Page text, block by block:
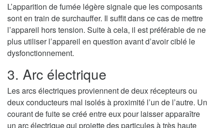
L’apparition de fumée légère signale que les composants
sont en train de surchauffer. Il suffit dans ce cas de mettre
l’appareil hors tension. Suite à cela, il est préférable de ne
plus utiliser l’appareil en question avant d’avoir ciblé le
dysfonctionnement.
3. Arc électrique
Les arcs électriques proviennent de deux récepteurs ou
deux conducteurs mal isolés à proximité l’un de l’autre. Un
courant de fuite se créé entre eux pour laisser apparaître
un arc électrique qui projette des particules à très haute